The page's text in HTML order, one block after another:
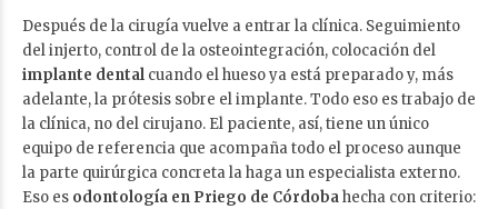
Después de la cirugía vuelve a entrar la clínica. Seguimiento
del injerto, control de la osteointegración, colocación del
implante dental cuando el hueso ya está preparado y, más
adelante, la prótesis sobre el implante. Todo eso es trabajo de
la clínica, no del cirujano. El paciente, así, tiene un único
equipo de referencia que acompaña todo el proceso aunque
la parte quirúrgica concreta la haga un especialista externo.
Eso es odontología en Priego de Córdobahecha con criterio: